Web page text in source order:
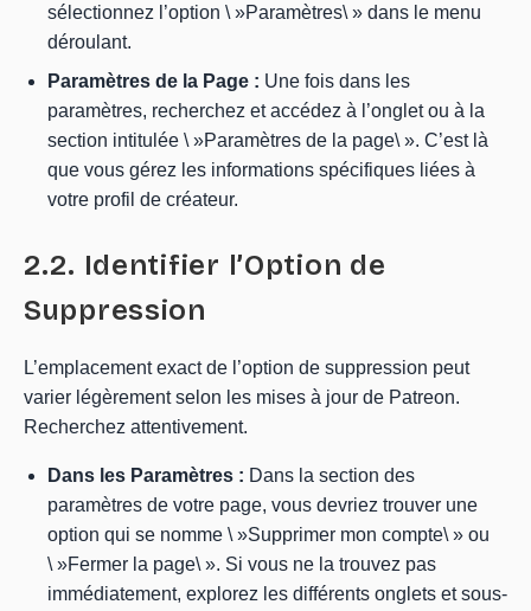
sélectionnez l’option \ »Paramètres\ » dans le menu
déroulant.
Paramètres de la Page : Une fois dans les
paramètres, recherchez et accédez à l’onglet ou à la
section intitulée \ »Paramètres de la page\ ». C’est là
que vous gérez les informations spécifiques liées à
votre profil de créateur.
2.2. Identifier l’Option de
Suppression
L’emplacement exact de l’option de suppression peut
varier légèrement selon les mises à jour de Patreon.
Recherchez attentivement.
Dans les Paramètres : Dans la section des
paramètres de votre page, vous devriez trouver une
option qui se nomme \ »Supprimer mon compte\ » ou
\ »Fermer la page\ ». Si vous ne la trouvez pas
immédiatement, explorez les différents onglets et sous-